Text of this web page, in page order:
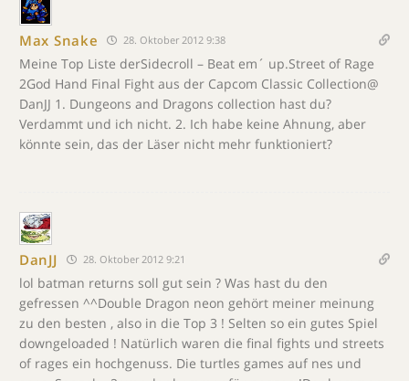
Max Snake 28. Oktober 2012 9:38
Meine Top Liste derSidecroll – Beat em´ up.Street of Rage
2God Hand Final Fight aus der Capcom Classic Collection@
DanJJ 1. Dungeons and Dragons collection hast du?
Verdammt und ich nicht. 2. Ich habe keine Ahnung, aber
könnte sein, das der Läser nicht mehr funktioniert?
DanJJ 28. Oktober 2012 9:21
lol batman returns soll gut sein ? Was hast du den
gefressen ^^Double Dragon neon gehört meiner meinung
zu den besten , also in die Top 3 ! Selten so ein gutes Spiel
downgeloaded ! Natürlich waren die final fights und streets
of rages ein hochgenuss. Die turtles games auf nes und